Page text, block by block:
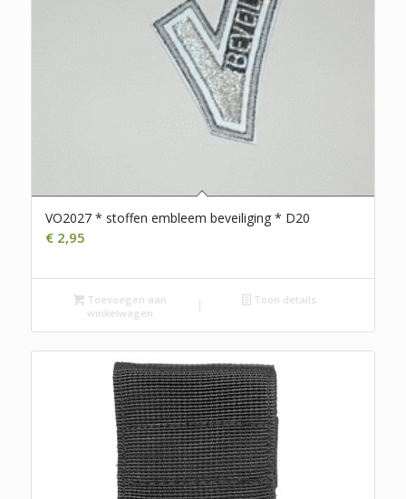
VO2027 * stoffen embleem beveiliging * D20
€2,95
Toevoegen aan
winkelwagen
Toon details